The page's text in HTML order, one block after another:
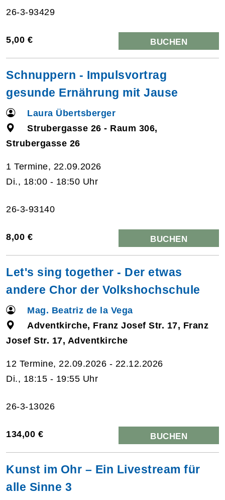
26-3-93429
5,00 € BUCHEN
Schnuppern - Impulsvortrag
gesunde Ernährung mit Jause
Laura Übertsberger
Strubergasse 26 - Raum 306,
Strubergasse 26
1 Termine, 22.09.2026
Di., 18:00 - 18:50 Uhr
26-3-93140
8,00 € BUCHEN
Let's sing together - Der etwas
andere Chor der Volkshochschule
Mag. Beatriz de la Vega
Adventkirche, Franz Josef Str. 17, Franz
Josef Str. 17, Adventkirche
12 Termine, 22.09.2026 - 22.12.2026
Di., 18:15 - 19:55 Uhr
26-3-13026
134,00 € BUCHEN
Kunst im Ohr – Ein Livestream für
alle Sinne 3